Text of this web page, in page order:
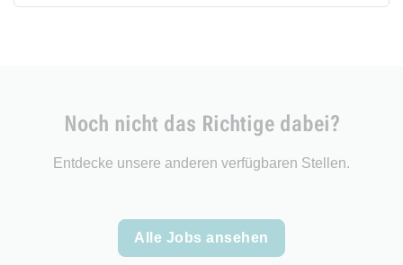
Noch nicht das Richtige dabei?
Entdecke unsere anderen verfügbaren Stellen.
Alle Jobs ansehen